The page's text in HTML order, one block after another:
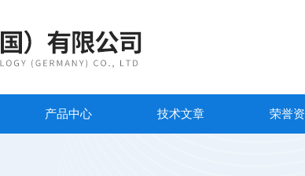
产品中心 技术文章 荣誉